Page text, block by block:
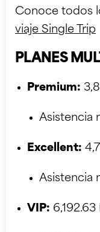
Conoce todos
viaje Single Trip
PLANES
Premium:
Asistencia
Excellent:
Asistencia
VIP: 6,192.63